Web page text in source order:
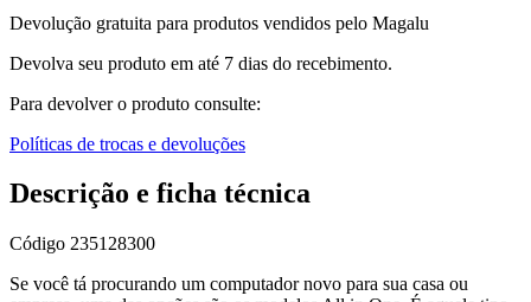
Devolução gratuita para produtos vendidos pelo Magalu
Devolva seu produto em até 7 dias do recebimento.
Para devolver o produto consulte:
Políticas de trocas e devoluções
Descrição e ficha técnica
Código 235128300
Se você tá procurando um computador novo para sua casa ou